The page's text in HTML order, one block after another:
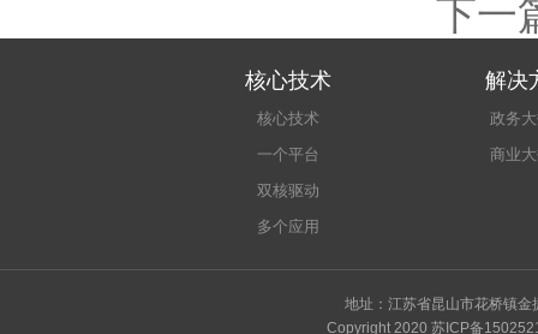
下一
核心技术
核心技术
一个平台
双核驱动
多个应用
解决
政务
商业
地址：江苏省昆山市花桥镇
Copyright 2020 苏ICP备